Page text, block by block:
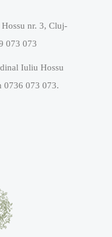
nr. 3, Cluj-
073 073
Iuliu Hossu
0736 073 073.